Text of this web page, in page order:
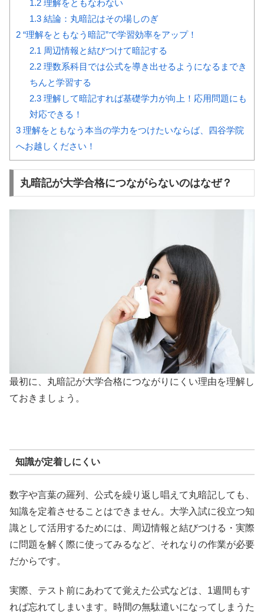
1.2理解をともなわない
1.3結論：丸暗記はその場しのぎ
2 “理解をともなう暗記”で学習効率をアップ！
2.1 周辺情報と結びつけて暗記する
2.2理数系科目では公式を導き出せるようになるまでき
ちんと学習する
2.3理解して暗記すれば基礎学力が向上！応用問題にも
対応できる！
3 理解をともなう本当の学力をつけたいならば、四谷学院
へお越しください！
丸暗記が大学合格につながらないのはなぜ？
最初に、丸暗記が大学合格につながりにくい理由を理解し
ておきましょう。
知識が定着しにくい
数字や言葉の羅列、公式を繰り返し唱えて丸暗記しても、
知識を定着させることはできません。大学入試に役立つ知
識として活用するためには、周辺情報と結びつける・実際
に問題を解く際に使ってみるなど、それなりの作業が必要
だからです。
実際、テスト前にあわてて覚えた公式などは、1週間もす
れば忘れてしまいます。時間の無駄遣いになってしまうた